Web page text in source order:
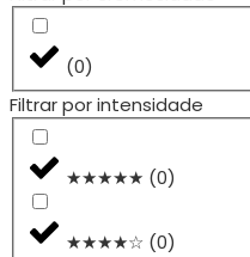
(0)
Filtrar por intensidade
★★★★★ (0)
★★★★☆ (0)